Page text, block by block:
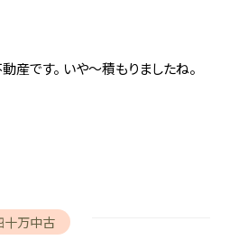
産です。 いや～積もりましたね。
十万中古